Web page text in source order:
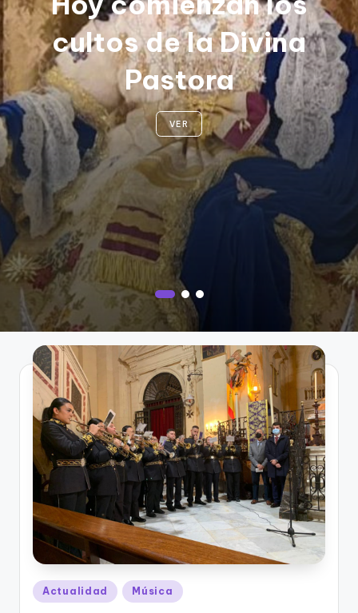
cultos de la Divina
Pastora
VER
Publicado
en
Actualidad Música